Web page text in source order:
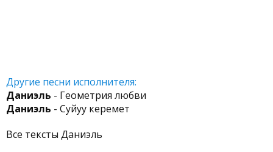
Другие песни исполнителя:
Даниэль - Геометрия любви
Даниэль - Суйуу керемет
Все тексты Даниэль